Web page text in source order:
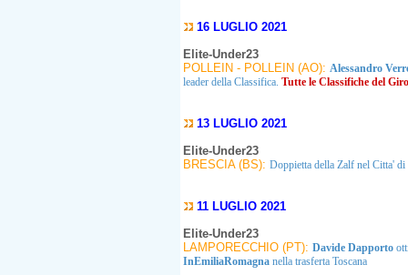
16 LUGLIO 2021
Elite-Under23
POLLEIN - POLLEIN (AO): Alessandro
leader della Classifica. Tutte le Classifiche del Giro
13 LUGLIO 2021
Elite-Under23
BRESCIA (BS): Doppietta della Zalf nel Citta'
11 LUGLIO 2021
Elite-Under23
LAMPORECCHIO (PT): Davide Dapporto
InEmiliaRomagna nella trasferta Toscana